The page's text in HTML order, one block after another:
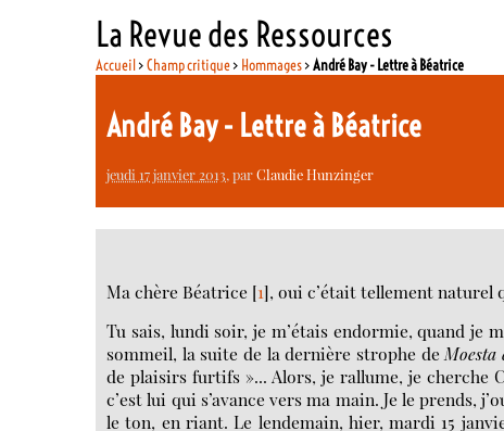
La Revue des Ressources
Accueil>Champ critique> Hommages>André Bay - Lettre à Béatrice
André Bay - Lettre à Béatrice
jeudi 17 janvier 2013, parClaudie Hunzinger
Ma chère Béatrice [1], oui c’était tellement naturel
Tu sais, lundi soir, je m’étais endormie, quand je
sommeil, la suite de la dernière strophe deMoesta
de plaisirs furtifs »... Alors, je rallume, je cherche
c’est lui qui s’avance vers ma main. Je le prends,
le ton, en riant. Le lendemain, hier, mardi 15